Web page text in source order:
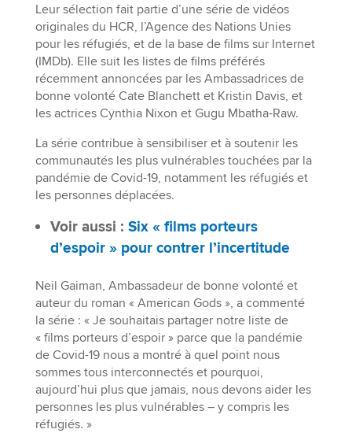
Leur sélection fait partie d’une série de vidéos
originales du HCR, l’Agence des Nations Unies
pour les réfugiés, et de la base de films sur Internet
(IMDb). Elle suit les listes de films préférés
récemment annoncées par les Ambassadrices de
bonne volonté Cate Blanchett et Kristin Davis, et
les actrices Cynthia Nixon et Gugu Mbatha-Raw.
La série contribue à sensibiliser et à soutenir les
communautés les plus vulnérables touchées par la
pandémie de Covid-19, notamment les réfugiés et
les personnes déplacées.
Voir aussi : Six « films porteurs
d’espoir » pour contrer l’incertitude
Neil Gaiman, Ambassadeur de bonne volonté et
auteur du roman « American Gods », a commenté
la série : « Je souhaitais partager notre liste de
« films porteurs d’espoir » parce que la pandémie
de Covid-19 nous a montré à quel point nous
sommes tous interconnectés et pourquoi,
aujourd’hui plus que jamais, nous devons aider les
personnes les plus vulnérables – y compris les
réfugiés. »